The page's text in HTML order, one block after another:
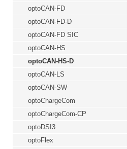
optoCAN-FD
optoCAN-FD-D
optoCAN-FD SIC
optoCAN-HS
optoCAN-HS-D
optoCAN-LS
optoCAN-SW
optoChargeCom
optoChargeCom-CP
optoDSI3
optoFlex